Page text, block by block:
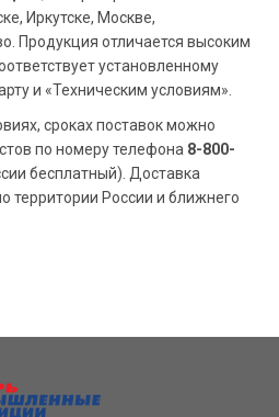
Иркутске, Москве,
Продукция отличается высоким
установленному
и «Техническим условиям».
сроках поставок можно
по номеру телефона 8-800-
бесплатный). Доставка
территории России и ближнего